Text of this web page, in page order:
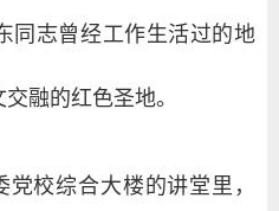
同志曾经工作生活过的地
融的红色圣地。
党校综合大楼的讲堂里，